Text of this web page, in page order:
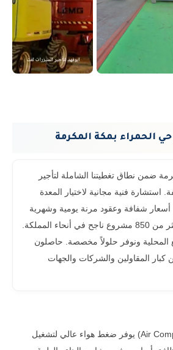
الحمراء بمكة المكرمة
ضمن نطاق تغطيتنا الشاملة لتأجير
استشارة فنية مجانية لاختيار المعدة
شفافة وعقود مرنة يومية وشهرية
وسنوية. خبرتنا تمتد لأكثر من 850 مشروع ناجح في أنحاء المملكة.
المحلية ونوفر حلولاً مخصصة. حاصلون
المقاولين والشركات والجهات
كمبروسر الهواء (Air Compressor) يوفر ضغط هواء عالي لتشغيل